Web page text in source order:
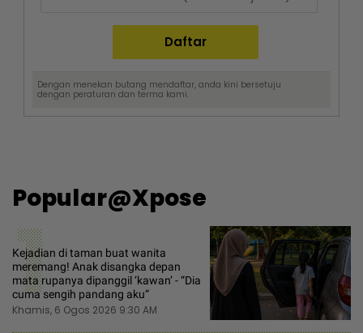
Dengan menekan butang mendaftar, anda kini bersetuju
dengan peraturan dan terma kami.
Popular@Xpose
1
Kejadian di taman buat wanita
meremang! Anak disangka depan
mata rupanya dipanggil ‘kawan’ - “Dia
cuma sengih pandang aku“
Khamis, 6 Ogos 2026 9:30 AM